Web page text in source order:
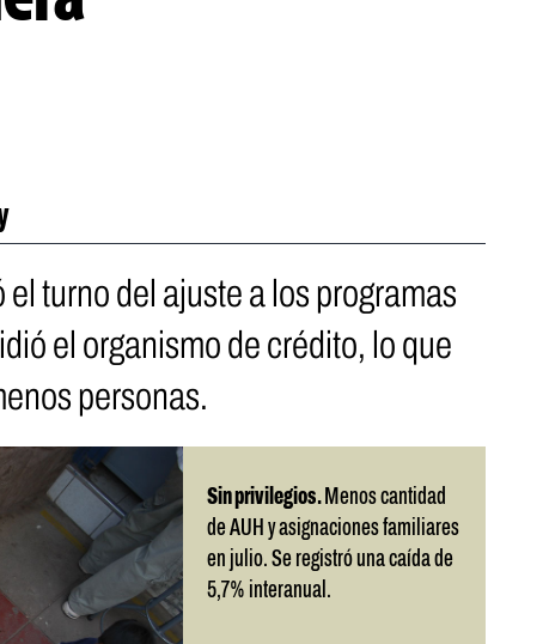
turno del ajuste a los programas
el organismo de crédito, lo que
personas.
Sin privilegios. Menos cantidad
de AUH y asignaciones familiares
en julio. Se registró una caída de
5,7% interanual.